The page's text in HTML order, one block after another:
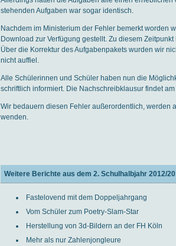
stehenden Aufgaben war sogar identisch.
Nachdem im Ministerium der Fehler bemerkt worden
Download zur Verfügung gestellt. Zu diesem
Über die Korrektur des Aufgabenpakets wurden wir
nicht auffiel.
Alle Schülerinnen und Schüler haben nun die
schriftlich informiert. Die Nachschreibklausur findet am
Wir bedauern diesen Fehler außerordentlich, werden
wenden.
Weitere Berichte aus dem 2. Schulhalbjahr 2012/
Fastelovend mit dem Doppeljahrgang
Vom Schüler zum Poetry-Slam-Star
Herstellung von 3d-Bildern an der FH Köln
Mehr als nur Zahlenjongleure